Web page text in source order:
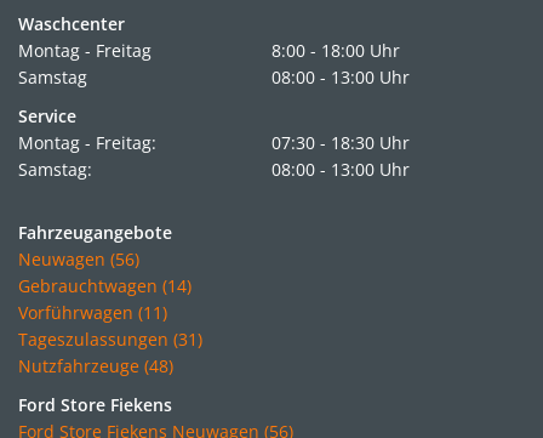
Waschcenter
Montag - Freitag
8:00 - 18:00 Uhr
Samstag
08:00 - 13:00 Uhr
Service
Montag - Freitag:
07:30 - 18:30 Uhr
Samstag:
08:00 - 13:00 Uhr
Fahrzeugangebote
Neuwagen (56)
Gebrauchtwagen (14)
Vorführwagen (11)
Tageszulassungen (31)
Nutzfahrzeuge (48)
Ford Store Fiekens
Ford Store Fiekens Neuwagen (56)